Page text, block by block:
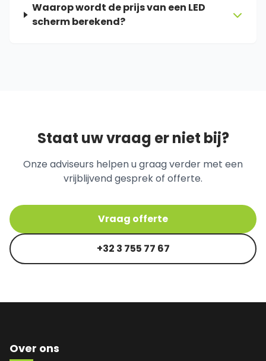
Waarop wordt de prijs van een LED
scherm berekend?
Staat uw vraag er niet bij?
Onze adviseurs helpen u graag verder met een
vrijblijvend gesprek of offerte.
Vraag offerte
+32 3 755 77 67
Over ons